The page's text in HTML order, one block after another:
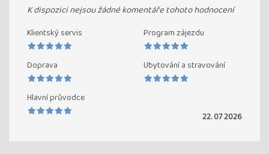
K dispozici nejsou žádné komentáře tohoto hodnocení
Klientský servis Program zájezdu
Doprava Ubytování a stravování
Hlavní průvodce
22. 07 2026